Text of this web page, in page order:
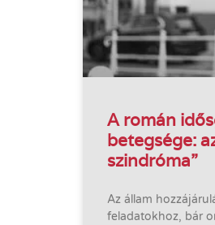
A román
betegsége:
szindróma”
Az állam
feladatokhoz, bár